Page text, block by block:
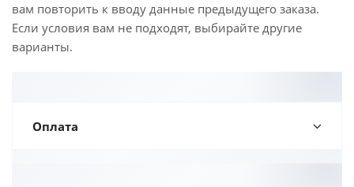
вам повторить к вводу данные предыдущего заказа.
Если условия вам не подходят, выбирайте другие
варианты.
Оплата